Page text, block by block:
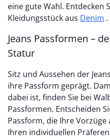
eine gute Wahl. Entdecken
Kleidungsstück aus Denim .
Jeans Passformen –
Statur
Sitz und Aussehen der
ihre Passform geprägt.
dabei ist, finden Sie bei
Passformen. Entscheiden
Passform, die Ihre
Ihren individuellen